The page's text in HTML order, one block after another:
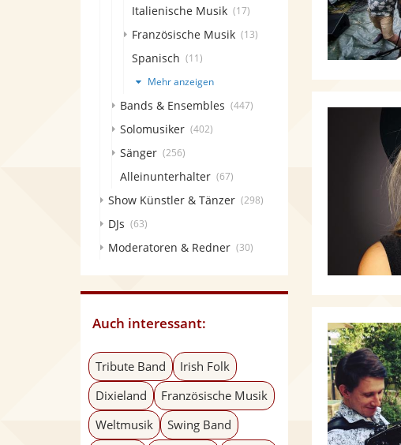
Italienische Musik (17)
Französische Musik (13)
Spanisch (11)
Mehr anzeigen
Bands & Ensembles (447)
Solomusiker (402)
Sänger (256)
Alleinunterhalter (67)
Show Künstler & Tänzer (298)
DJs (63)
Moderatoren & Redner (30)
Auch interessant:
Tribute Band
Irish Folk
Dixieland
Französische Musik
Weltmusik
Swing Band